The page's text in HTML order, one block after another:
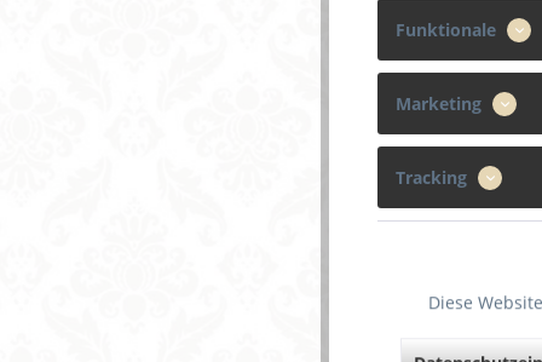
Funktionale
Marketing
Tracking
Diese